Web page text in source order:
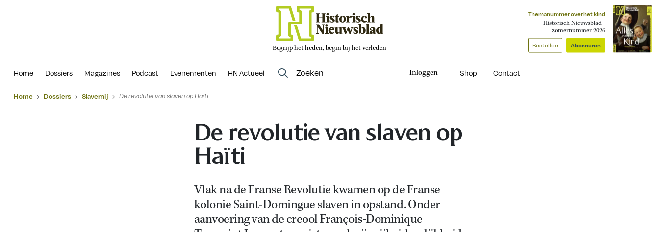
Begrijp het heden, begin bij het verleden
Themanummer over het kind
Historisch Nieuwsblad -
zomernummer 2026
Bestellen Abonneren
Home Dossiers Magazines Podcast Evenementen HN Actueel Inloggen Shop Contact
Evenementen
Home Dossiers Slavernij De revolutie van slaven op Haïti
De revolutie van slaven op
Haïti
Vlak na de Franse Revolutie kwamen op de Franse
kolonie Saint-Domingue slaven in opstand. Onder
aanvoering van de creool François-Dominique